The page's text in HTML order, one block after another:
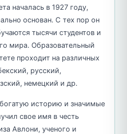
началась в 1927 году,
основан. С тех пор он
тысячи студентов и
мира. Образовательный
проходит на различных
русский,
немецкий и др.
историю и значимые
свое имя в честь
Авлони, ученого и